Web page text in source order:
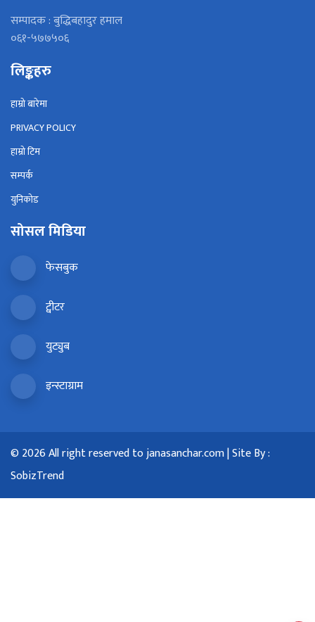
सम्पादक : बुद्धिबहादुर हमाल
०६१-५७७५०६
लिङ्कहरु
हाम्रो बारेमा
PRIVACY POLICY
हाम्रो टिम
सम्पर्क
युनिकोड
सोसल मिडिया
फेसबुक
ट्वीटर
युट्युब
इन्स्टाग्राम
© 2026 All right reserved to janasanchar.com | Site By :
SobizTrend